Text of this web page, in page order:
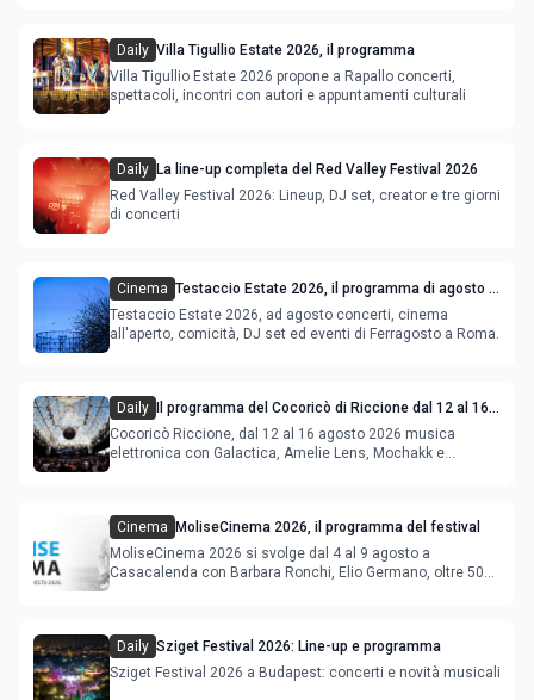
Daily Villa Tigullio Estate 2026, il programma
Villa Tigullio Estate 2026 propone a Rapallo concerti,
spettacoli, incontri con autori e appuntamenti culturali
Daily La line-up completa del Red Valley Festival 2026
Red Valley Festival 2026: Lineup, DJ set, creator e tre giorni
di concerti
Cinema Testaccio Estate 2026, il programma di agosto e
Ferragosto
Testaccio Estate 2026, ad agosto concerti, cinema
all'aperto, comicità, DJ set ed eventi di Ferragosto a Roma.
Daily
Il programma del Cocoricò di Riccione dal 12 al 16
agosto 2026
Cocoricò Riccione, dal 12 al 16 agosto 2026 musica
elettronica con Galactica, Amelie Lens, Mochakk e
Cinema
MoliseCinema 2026, il programma del festival
MoliseCinema 2026 si svolge dal 4 al 9 agosto a
Casacalenda con Barbara Ronchi, Elio Germano, oltre 50
Daily Sziget Festival 2026: Line-up e programma
Sziget Festival 2026 a Budapest: concerti e novità musicali